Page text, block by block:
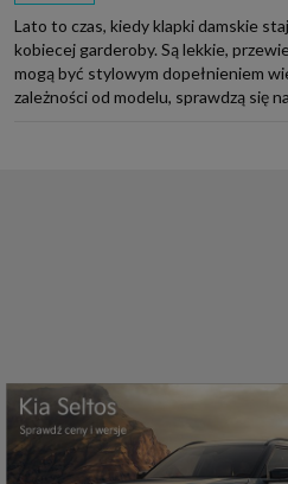
Lato to czas, kiedy klapki damskie
kobiecej garderoby. Są lekkie,
mogą być stylowym dopełnieniem
zależności od modelu, sprawdzą się